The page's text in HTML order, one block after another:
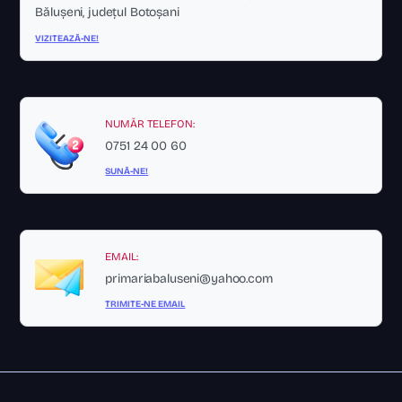
Bălușeni, județul Botoșani
VIZITEAZĂ-NE!
NUMĂR TELEFON:
0751 24 00 60
SUNĂ-NE!
EMAIL:
primariabaluseni@yahoo.com
TRIMITE-NE EMAIL